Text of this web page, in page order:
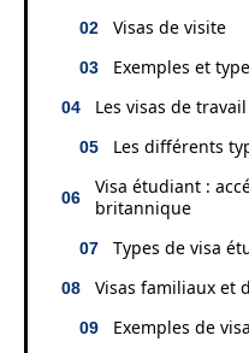
Visas de visite
Exemples et
Les visas de
Les différents
Visa étudiant :
britannique
Types de visa
Visas familiaux et
Exemples de